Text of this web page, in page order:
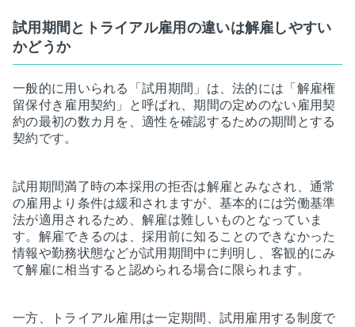
試用期間とトライアル雇用の違いは解雇しやすい
かどうか
一般的に用いられる「試用期間」は、法的には「解雇権
留保付き雇用契約」と呼ばれ、期間の定めのない雇用契
約の最初の数カ月を、適性を確認するための期間とする
契約です。
試用期間満了時の本採用の拒否は解雇とみなされ、通常
の雇用より条件は緩和されますが、基本的には労働基準
法が適用されるため、解雇は難しいものとなっていま
す。解雇できるのは、採用前に知ることのできなかった
情報や勤務状態などが試用期間中に判明し、客観的にみ
て解雇に相当すると認められる場合に限られます。
一方、トライアル雇用は一定期間、試用雇用する制度で